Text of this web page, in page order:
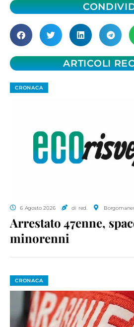
ARTICOLI
CRONACA
6 Agosto 2026 di red.
Arrestato 47enne,
minorenni
CRONACA